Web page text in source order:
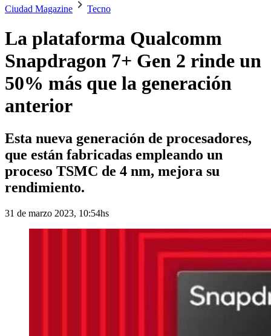
Ciudad Magazine Tecno
La plataforma Qualcomm
Snapdragon 7+ Gen 2 rinde un
50% más que la generación
anterior
Esta nueva generación de procesadores,
que están fabricadas empleando un
proceso TSMC de 4 nm, mejora su
rendimiento.
31 de marzo 2023, 10:54hs